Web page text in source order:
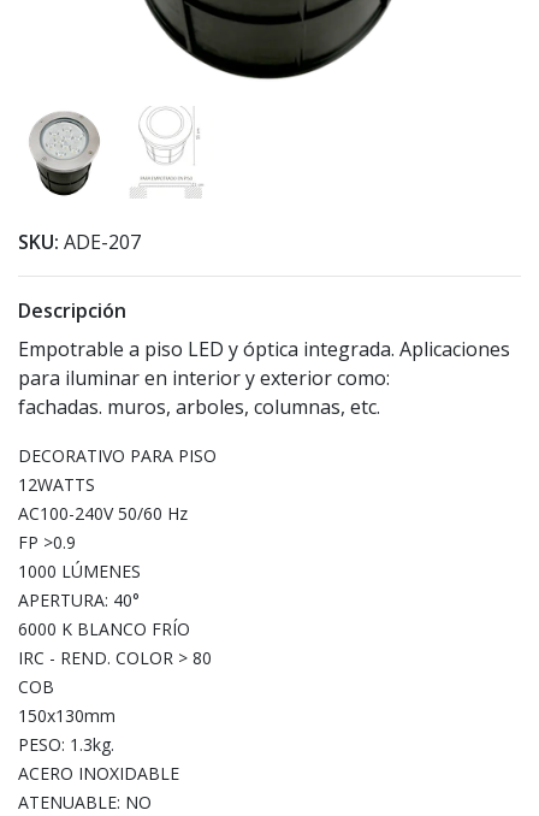
SKU: ADE-207
Descripción
Empotrable a piso LED y óptica integrada. Aplicaciones
para iluminar en interior y exterior como:
fachadas. muros, arboles, columnas, etc.
DECORATIVO PARA PISO
12WATTS
AC100-240V 50/60 Hz
FP >0.9
1000 LÚMENES
APERTURA: 40°
6000 K BLANCO FRÍO
IRC - REND. COLOR > 80
COB
150x130mm
PESO: 1.3kg.
ACERO INOXIDABLE
ATENUABLE: NO